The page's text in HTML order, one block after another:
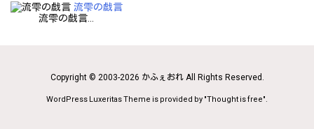
流雫の戯言
流雫の戯言...
Copyright © 2003-2026 かふぇおれAll Rights Reserved.
WordPress Luxeritas Theme is provided by "Thought is free".